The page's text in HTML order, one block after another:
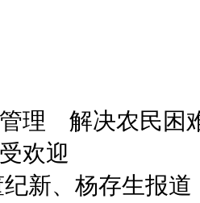
理 解决农民困
欢迎
新、杨存生报